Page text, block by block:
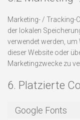
Marketing- / Tracking-
der lokalen
verwendet werden,
dieser Website oder
Marketingzwecke zu
6. Platzierte
Google Fonts